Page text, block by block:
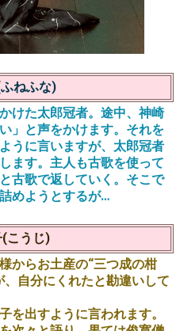
ねふな)
けた太郎冠者。途中、神崎
」と声をかけます。それを
うに言いますが、太郎冠者
ます。主人も古歌を使って
古歌で返していく。そこで
めようとするが…
こうじ)
からお土産の“三つ成の柑
自分にくれたと勘違いして
を出すように言われます。